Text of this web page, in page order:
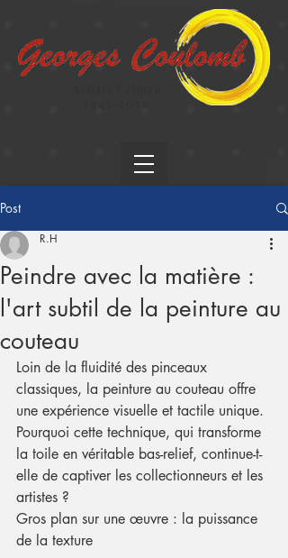
Post
Peindre avec la matière :
l'art subtil de la peinture au
couteau
R.H
Loin de la fluidité des pinceaux
classiques, la peinture au couteau offre
une expérience visuelle et tactile unique.
Pourquoi cette technique, qui transforme
la toile en véritable bas-relief, continue-t-
elle de captiver les collectionneurs et les
artistes ?
Gros plan sur une œuvre : la puissance
de la texture